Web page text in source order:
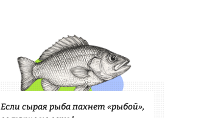
Если сырая рыба пахнет «рыбой»,